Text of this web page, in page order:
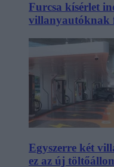
Furcsa kísérlet
villanyautóknak
Egyszerre két
ez az új